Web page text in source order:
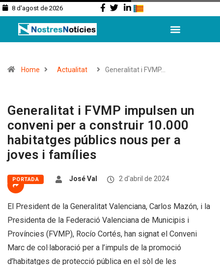
8 d'agost de 2026
Home Actualitat Generalitat i FVMP…
Generalitat i FVMP impulsen un
conveni per a construir 10.000
habitatges públics nous per a
joves i famílies
PORTADA José Val 2 d'abril de 2024
El President de la Generalitat Valenciana, Carlos Mazón, i la
Presidenta de la Federació Valenciana de Municipis i
Províncies (FVMP), Rocío Cortés, han signat el Conveni
Marc de col·laboració per a l’impuls de la promoció
d’habitatges de protecció pública en el sòl de les